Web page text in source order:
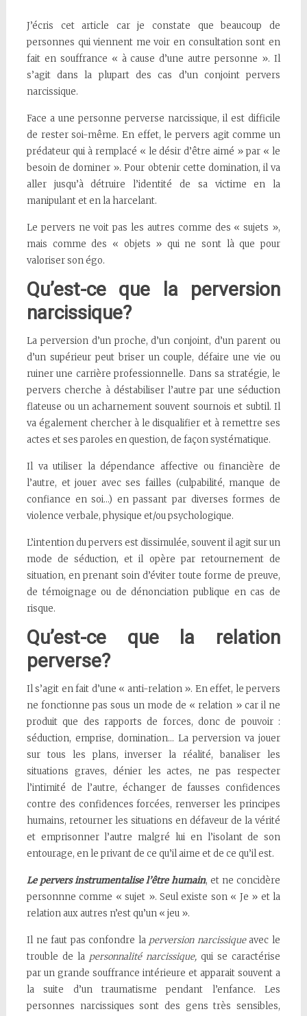
J’écris cet article car je constate que beaucoup de
personnes qui viennent me voir en consultation sont en
fait en souffrance « à cause d’une autre personne ». Il
s’agit dans la plupart des cas d’un conjoint pervers
narcissique.
Face a une personne perverse narcissique, il est difficile
de rester soi-même. En effet, le pervers agit comme un
prédateur qui à remplacé « le désir d’être aimé » par « le
besoin de dominer ». Pour obtenir cette domination, il va
aller jusqu’à détruire l’identité de sa victime en la
manipulant et en la harcelant.
Le pervers ne voit pas les autres comme des « sujets »,
mais comme des « objets » qui ne sont là que pour
valoriser son égo.
Qu’est-ce que la perversion
narcissique?
La perversion d’un proche, d’un conjoint, d’un parent ou
d’un supérieur peut briser un couple, défaire une vie ou
ruiner une carrière professionnelle. Dans sa stratégie, le
pervers cherche à déstabiliser l’autre par une séduction
flateuse ou un acharnement souvent sournois et subtil. Il
va également chercher à le disqualifier et à remettre ses
actes et ses paroles en question, de façon systématique.
Il va utiliser la dépendance affective ou financière de
l’autre, et jouer avec ses failles (culpabilité, manque de
confiance en soi…) en passant par diverses formes de
violence verbale, physique et/ou psychologique.
L’intention du pervers est dissimulée, souvent il agit sur un
mode de séduction, et il opère par retournement de
situation, en prenant soin d’éviter toute forme de preuve,
de témoignage ou de dénonciation publique en cas de
risque.
Qu’est-ce que la relation
perverse?
Il s’agit en fait d’une « anti-relation ». En effet, le pervers
ne fonctionne pas sous un mode de « relation » car il ne
produit que des rapports de forces, donc de pouvoir :
séduction, emprise, domination… La perversion va jouer
sur tous les plans, inverser la réalité, banaliser les
situations graves, dénier les actes, ne pas respecter
l’intimité de l’autre, échanger de fausses confidences
contre des confidences forcées, renverser les principes
humains, retourner les situations en défaveur de la vérité
et emprisonner l’autre malgré lui en l’isolant de son
entourage, en le privant de ce qu’il aime et de ce qu’il est.
Le pervers instrumentalise l’être humain, et ne concidère
personnne comme « sujet ». Seul existe son « Je » et la
relation aux autres n’est qu’un « jeu ».
Il ne faut pas confondre la perversion narcissiqueavec le
trouble de la personnalité narcissique, qui se caractérise
par un grande souffrance intérieure et apparait souvent a
la suite d’un traumatisme pendant l’enfance. Les
personnes narcissiques sont des gens très sensibles,